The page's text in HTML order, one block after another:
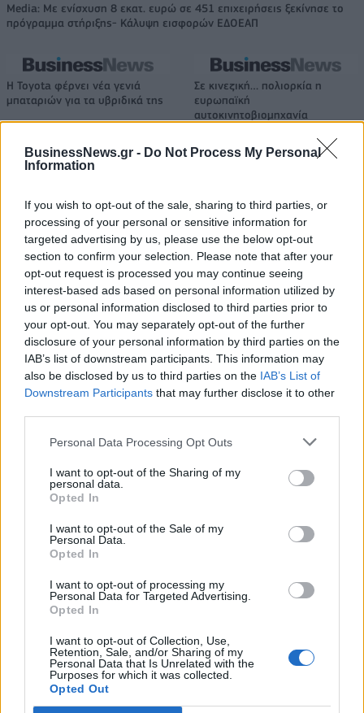
BusinessNews.gr - Do Not Process My Personal
Information
If you wish to opt-out of the sale, sharing to third parties, or
processing of your personal or sensitive information for
targeted advertising by us, please use the below opt-out
section to confirm your selection. Please note that after your
opt-out request is processed you may continue seeing
interest-based ads based on personal information utilized by
us or personal information disclosed to third parties prior to
your opt-out. You may separately opt-out of the further
disclosure of your personal information by third parties on the
IAB’s list of downstream participants. This information may
also be disclosed by us to third parties on the IAB’s List of
Downstream Participants that may further disclose it to other
Personal Data Processing Opt Outs
I want to opt-out of the Sharing of my
personal data.
Opted In
I want to opt-out of the Sale of my
Personal Data.
Opted In
I want to opt-out of processing my
Personal Data for Targeted Advertising.
Opted In
I want to opt-out of Collection, Use,
Retention, Sale, and/or Sharing of my
Personal Data that Is Unrelated with the
Purposes for which it was collected.
Opted Out
Media: Με ενίσχυση 8 εκατ. ευρώ σε 451 επιχειρήσεις ξεκίνησε το
πρόγραμμα στήριξης- Κάλυψη εισφορών ΕΔΟΕΑΠ
Η Toyota φέρνει νέα γενιά
μπαταριών για τα υβριδικά της
Σε κινεζική… πολιορκία η
ευρωπαϊκή
αυτοκινητοβιομηχανία
Μακάμπι Τελ Αβίβ: Ανακοίνωσε
τον Κίτον Γουάλας (pic)
«Η οικογένεια Μπας φέρεται να
βρίσκεται κοντά στην απόκτηση
της Βιλερμπάν»
Χρηματιστήριο Αθηνών: Εβδομαδιαία άνοδος 1,76%, κέρδη 23,31%
από τις αρχές του έτους
Με «προίκα» 2 δισ. ευρώ
δισ. σε μικρομεσαίες
στο ζήτημα των πινακίδων
χρονοβόρες διαδικασίες
Η Chery επενδύει 75 εκατ. δολάρια στην KG Mobility
Το FIAT 500 Hybrid τώρα από
18.990 ευρώ
Ατρόμητος και Novibet
2028
18η συνεχόμενη χρονιά για τον ΟΤΕ στη διεθνή σειρά δεικτών